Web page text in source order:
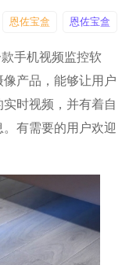
恩佐宝盒 恩佐宝盒
手机视频监控软
产品，能够让用户
时视频，并有着自
有需要的用户欢迎